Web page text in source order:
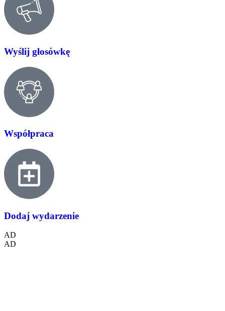
Wyślij głosówkę
Współpraca
Dodaj wydarzenie
AD
AD